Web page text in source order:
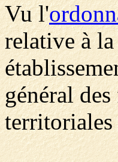
Vu l'
relative à
général
territoriales